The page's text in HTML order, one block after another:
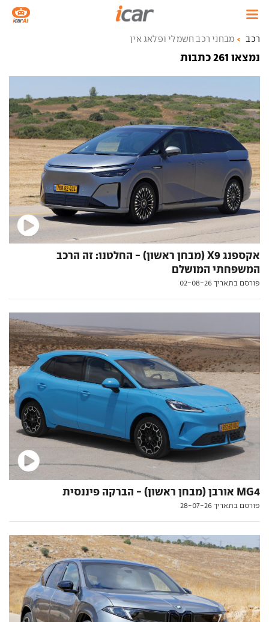
רכב מבחני רכב חשמלי ופלאג אין
נמצאו 261 כתבות
אקספנג X9 (מבחן ראשון) - החלטנו: זה הרכב
המשפחתי המושלם
פורסם בתאריך 02-08-26
MG4 אורבן (מבחן ראשון) - הברקה פיננסית
פורסם בתאריך 28-07-26